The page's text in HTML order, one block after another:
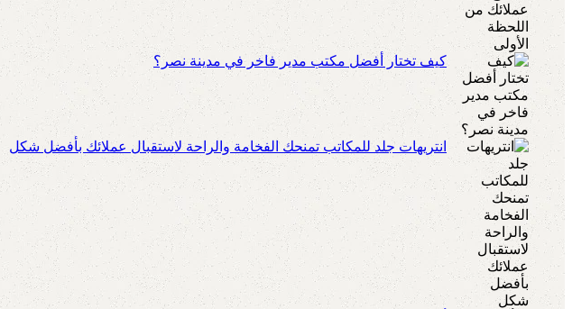
كيف تختار أفضل مكتب مدير فاخر في مدينة نصر؟
انتريهات جلد للمكاتب تمنحك الفخامة والراحة لاستقبال عملائك بأفضل شكل